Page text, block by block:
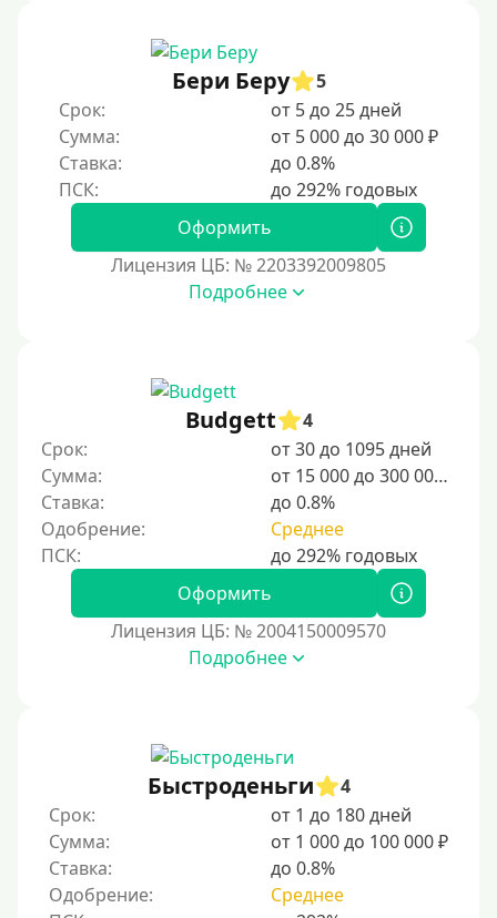
С 19 лет
С 20 лет
С 21 года
С 22 лет
С 23 лет
Несовершеннолетним
Для мужчин
Женский займ
Мамам в декрете
Без прописки
С временной регистрацией
Пенсионерам до 70 лет
Пенсионерам до 75 лет
Пенсионерам до 80 лет
Пенсионерам до 85 лет
Бери Беру
5
Срок:
от 5 до 25 дней
Сумма:
от 5 000 до 30 000 ₽
Ставка:
до 0.8%
Оформить
Лицензия ЦБ: № 2203392009805
Подробнее
Budgett
4
Срок:
от 30 до 1095 дней
Сумма:
от 15 000 до 300 000 ₽
Ставка:
до 0.8%
Одобрение:
Среднее
Оформить
Лицензия ЦБ: № 2004150009570
Подробнее
Быстроденьги
4
Срок:
от 1 до 180 дней
Сумма:
от 1 000 до 100 000 ₽
Ставка:
до 0.8%
Одобрение:
Среднее